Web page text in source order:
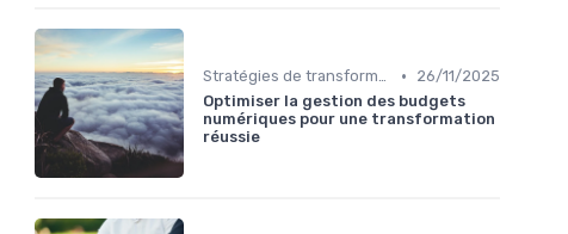
Stratégies de transformation •
26/11/2025
Optimiser la gestion des budgets
numériques pour une transformation
réussie